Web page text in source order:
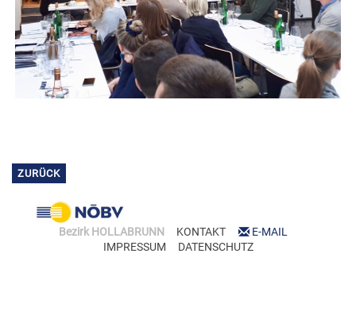
Previous Next
ZURÜCK
Bezirk HOLLABRUNN KONTAKT
E-MAIL
IMPRESSUM
DATENSCHUTZ